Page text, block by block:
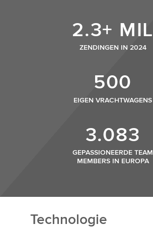
2.3+ MIL
ZENDINGEN IN 2024
500
EIGEN VRACHTWAGENS
3.083
GEPASSIONEERDE TEAM
MEMBERS IN EUROPA
Technologie